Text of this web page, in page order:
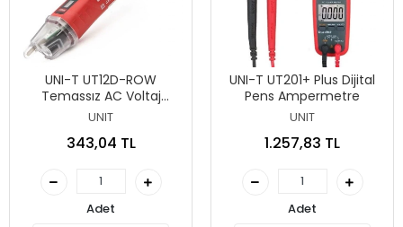
UNI-T UT12D-ROW
Temassız AC Voltaj
Gerilim Dedektörü
UNIT
343,04 TL
Adet
UNI-T UT201+ Plus Dijital
Pens Ampermetre
UNIT
1.257,83 TL
Adet